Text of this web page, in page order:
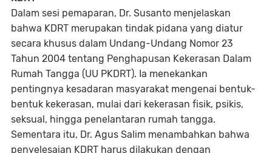
Dalam sesi pemaparan, Dr. Susanto menjelaskan
bahwa KDRT merupakan tindak pidana yang diatur
secara khusus dalam Undang-Undang Nomor 23
Tahun 2004 tentang Penghapusan Kekerasan Dalam
Rumah Tangga (UU PKDRT). Ia menekankan
pentingnya kesadaran masyarakat mengenai bentuk-
bentuk kekerasan, mulai dari kekerasan fisik, psikis,
seksual, hingga penelantaran rumah tangga.
Sementara itu, Dr. Agus Salim menambahkan bahwa
penyelesaian KDRT harus dilakukan dengan